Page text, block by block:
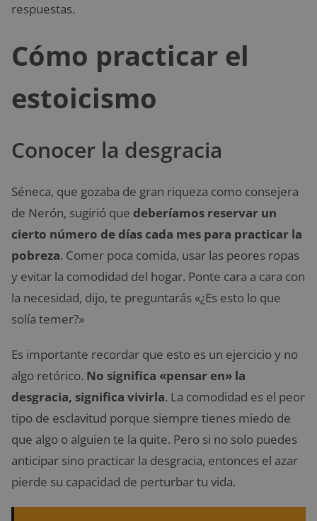
respuestas.
Cómo practicar el
estoicismo
Conocer la desgracia
Séneca, que gozaba de gran riqueza como consejera
de Nerón, sugirió que deberíamos reservar un
cierto número de días cada mes para practicar la
pobreza. Comer poca comida, usar las peores ropas
y evitar la comodidad del hogar. Ponte cara a cara con
la necesidad, dijo, te preguntarás «¿Es esto lo que
solía temer?»
Es importante recordar que esto es un ejercicio y no
algo retórico. No significa «pensar en» la
desgracia, significa vivirla. La comodidad es el peor
tipo de esclavitud porque siempre tienes miedo de
que algo o alguien te la quite. Pero si no solo puedes
anticipar sino practicar la desgracia, entonces el azar
pierde su capacidad de perturbar tu vida.